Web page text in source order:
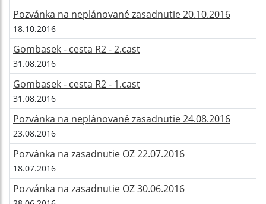
Pozvánka na neplánované zasadnutie 20.10.2016
18.10.2016
Gombasek - cesta R2 - 2.cast
31.08.2016
Gombasek - cesta R2 - 1.cast
31.08.2016
Pozvánka na neplánované zasadnutie 24.08.2016
23.08.2016
Pozvánka na zasadnutie OZ 22.07.2016
18.07.2016
Pozvánka na zasadnutie OZ 30.06.2016